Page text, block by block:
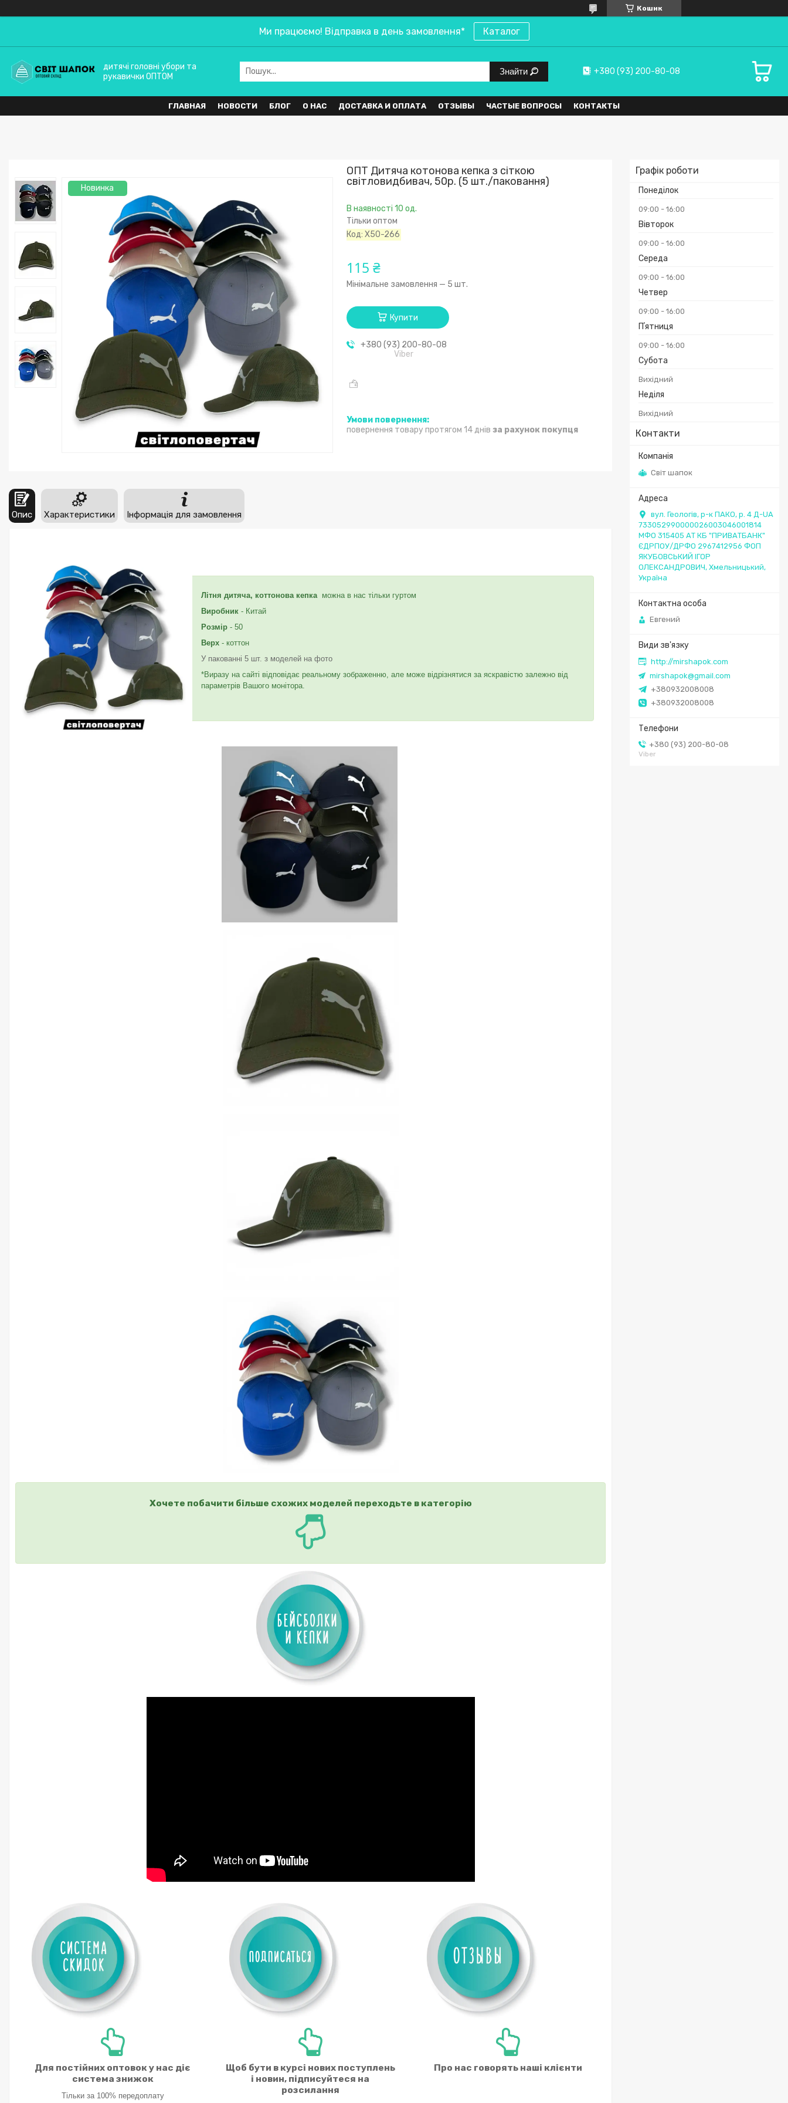
Кошик
Ми працюємо! Відправка в день замовлення* Каталог
дитячі головні убори та
рукавички ОПТОМ
Знайти +380 (93) 200-80-08
ГЛАВНАЯ НОВОСТИ БЛОГ О НАС ДОСТАВКА И ОПЛАТА ОТЗЫВЫ ЧАСТЫЕ ВОПРОСЫ КОНТАКТЫ
Графік роботи
Понеділок
09:00 16:00
Вівторок
09:00 16:00
Середа
09:00 16:00
Четвер
09:00 16:00
Пʼятниця
09:00 16:00
Субота
Вихідний
Неділя
Вихідний
Контакти
Світ шапок
вул. Геологів, р-к ПАКО, р. 4 Д-UA
733052990000026003046001814
МФО 315405 АТ КБ "ПРИВАТБАНК"
ЄДРПОУ/ДРФО 2967412956 ФОП
ЯКУБОВСЬКИЙ ІГОР
ОЛЕКСАНДРОВИЧ, Хмельницький,
Україна
Евгений
http://mirshapok.com
mirshapok@gmail.com
+380932008008
+380932008008
+380 (93) 200-80-08
Viber
Новинка
ОПТ Дитяча котонова кепка з сіткою
світловидбивач, 50р. (5 шт./паковання)
В наявності 10 од.
Тільки оптом
Код:X50-266
115 ₴
Мінімальне замовлення — 5 шт.
Купити
+380 (93) 200-80-08
Viber
повернення товару протягом 14 днів за рахунок покупця
Опис Характеристики Інформація для замовлення
Літня дитяча, коттонова кепка можна в нас тільки гуртом
Виробник - Китай
Розмір - 50
Верх - коттон
У пакованні 5 шт. з моделей на фото
*Виразу на сайті відповідає реальному зображенню, але може відрізнятися за яскравістю залежно від
параметрів Вашого монітора.
Хочете побачити більше схожих моделей переходьте в категорію
Для постійних оптовок у нас діє
система знижок
Тільки за 100% передоплату
Щоб бути в курсі нових поступлень
і новин, підписуйтеся на
розсилання
Про нас говорять наші клієнти